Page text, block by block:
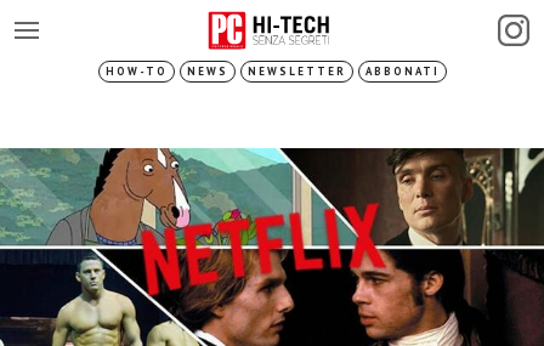
HOW-TO NEWS NEWSLETTER ABBONATI